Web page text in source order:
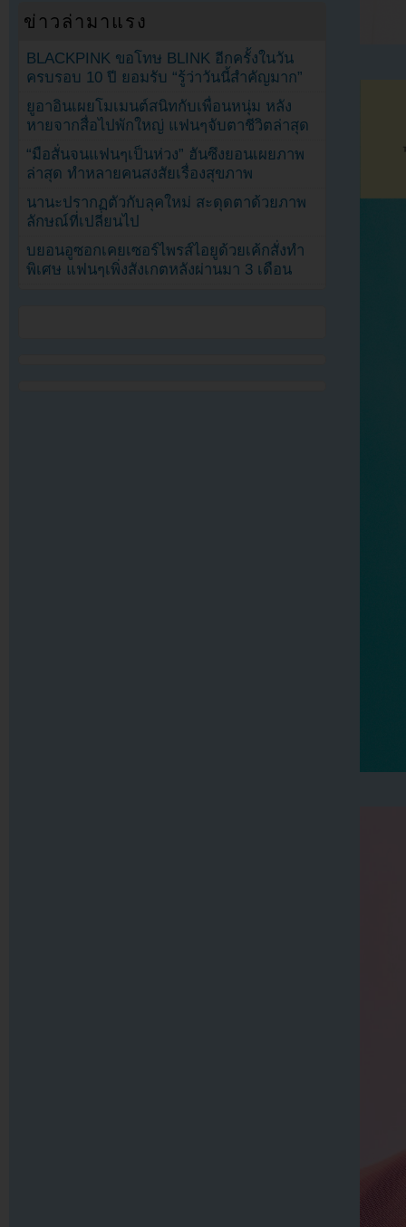
ข่าวล่ามาแรง
BLACKPINK ขอโทษ BLINK อีกครั้งในวัน
ครบรอบ 10 ปี ยอมรับ “รู้ว่าวันนี้สำคัญมาก”
ยูอาอินเผยโมเมนต์สนิทกับเพื่อนหนุ่ม หลัง
หายจากสื่อไปพักใหญ่ แฟนๆจับตาชีวิตล่าสุด
“มือสั่นจนแฟนๆเป็นห่วง” ฮันซึงยอนเผยภาพ
ล่าสุด ทำหลายคนสงสัยเรื่องสุขภาพ
นานะปรากฏตัวกับลุคใหม่ สะดุดตาด้วยภาพ
ลักษณ์ที่เปลี่ยนไป
บยอนอูซอกเคยเซอร์ไพรส์ไอยูด้วยเค้กสั่งทำ
พิเศษ แฟนๆเพิ่งสังเกตหลังผ่านมา 3 เดือน